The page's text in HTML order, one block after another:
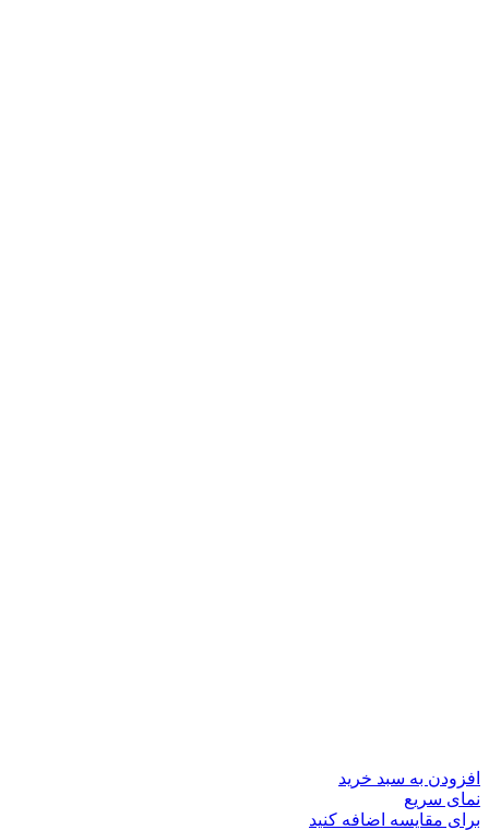
افزودن به سبد خرید
نمای سریع
برای مقایسه اضافه کنید